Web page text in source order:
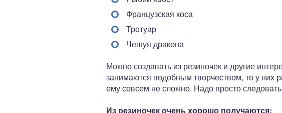
Французская коса
Тротуар
Чешуя дракона
Можно создавать из резиночек и другие
занимаются подобным творчеством, то у них
ему совсем не сложно. Надо просто
Из резиночек очень хорошо получаются: